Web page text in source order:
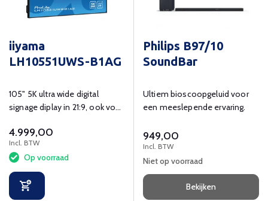
iiyama
LH10551UWS-B1AG
105" 5K ultra wide digital
signage diplay in 21:9, ook voor
4.999,00
Incl. BTW
Op voorraad
Philips B97/10
SoundBar
Ultiem bioscoopgeluid voor
een meeslepende ervaring.
949,00
Incl. BTW
Niet op voorraad
Bekijken